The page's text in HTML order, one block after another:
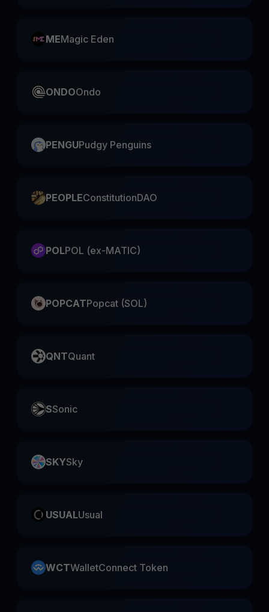
MEMagic Eden
ONDOOndo
PENGUPudgy Penguins
PEOPLEConstitutionDAO
POLPOL (ex-MATIC)
POPCATPopcat (SOL)
QNTQuant
SSonic
SKYSky
USUALUsual
WCTWalletConnect Token